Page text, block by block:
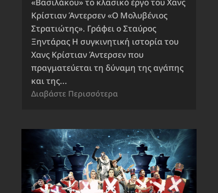
Κρίστιαν Άντερσεν «Ο Μολυβένιος
Στρατιώτης». Γράφει ο Σταύρος
Ξηντάρας Η συγκινητική ιστορία του
Χανς Κρίστιαν Άντερσεν που
πραγματεύεται τη δύναμη της αγάπης
και της...
Διαβάστε Περισσότερα